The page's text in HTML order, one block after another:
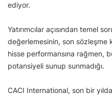
ediyor.
Yatırımcılar açısından temel
değerlemesinin, son sözleşme
hisse performansına rağmen,
potansiyeli sunup sunmadığı.
CACI International, son bir